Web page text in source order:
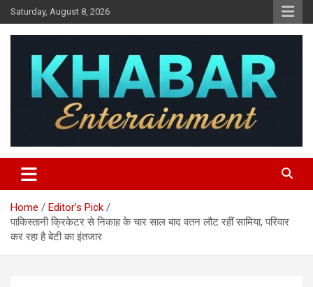
Skip
to
content
Saturday, August 8, 2026
Khabar Entertainment
Home
Editor's Pick
पाकिस्तानी क्रिकेटर से निकाह के चार साल बाद वतन लौट रहीं सामिया, परिवार
कर रहा है बेटी का इंतजार